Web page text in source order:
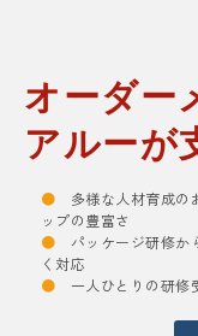
オーダー
アルーが
● 多様な人材育成の
ップの豊富さ
● パッケージ研修か
く対応
● 一人ひとりの研修